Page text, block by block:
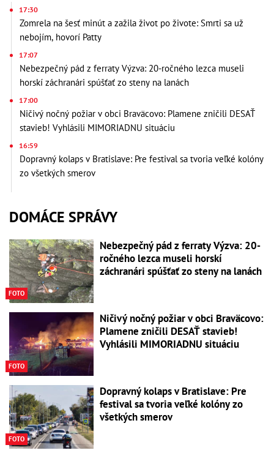
17:30
Zomrela na šesť minút a zažila život po živote: Smrti sa už
nebojím, hovorí Patty
17:07
Nebezpečný pád z ferraty Výzva: 20-ročného lezca museli
horskí záchranári spúšťať zo steny na lanách
17:00
Ničivý nočný požiar v obci Braväcovo: Plamene zničili DESAŤ
stavieb! Vyhlásili MIMORIADNU situáciu
16:59
Dopravný kolaps v Bratislave: Pre festival sa tvoria veľké kolóny
zo všetkých smerov
DOMÁCE SPRÁVY
FOTO
Nebezpečný pád z ferraty Výzva: 20-
ročného lezca museli horskí
záchranári spúšťať zo steny na lanách
FOTO
Ničivý nočný požiar v obci Braväcovo:
Plamene zničili DESAŤ stavieb!
Vyhlásili MIMORIADNU situáciu
FOTO
Dopravný kolaps v Bratislave: Pre
festival sa tvoria veľké kolóny zo
všetkých smerov